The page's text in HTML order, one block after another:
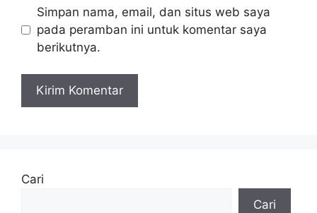
Simpan nama, email, dan situs web saya
pada peramban ini untuk komentar saya
berikutnya.
Cari
Cari